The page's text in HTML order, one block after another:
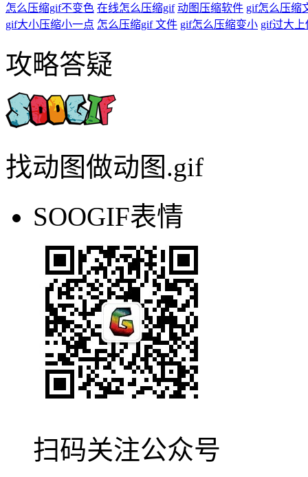
怎么压缩gif不变色 在线怎么压缩gif 动图压缩软件 gif怎么压缩
gif大小压缩小一点 怎么压缩gif 文件 gif怎么压缩变小 gif过大
攻略答疑
找动图做动图.gif
SOOGIF表情
扫码关注公众号